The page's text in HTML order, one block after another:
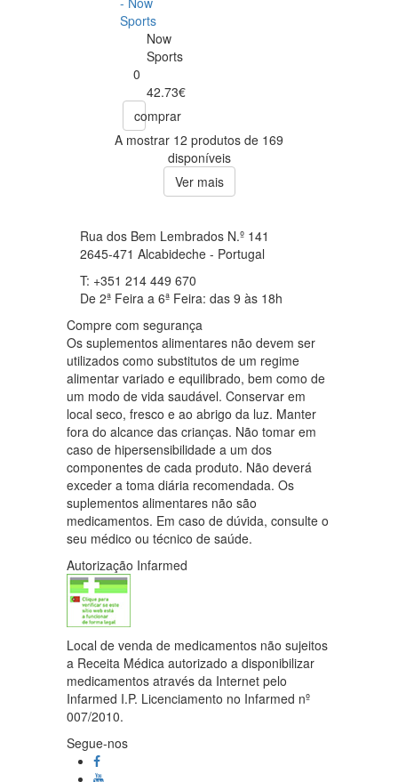
Sports
Now
Sports
0
42.73€
comprar
A mostrar 12 produtos de 169
disponíveis
Ver mais
Rua dos Bem Lembrados N.º 141
2645-471 Alcabideche - Portugal
T: +351 214 449 670
De 2ª Feira a 6ª Feira: das 9 às 18h
Compre com segurança
Os suplementos alimentares não devem ser
utilizados como substitutos de um regime
alimentar variado e equilibrado, bem como de
um modo de vida saudável. Conservar em
local seco, fresco e ao abrigo da luz. Manter
fora do alcance das crianças. Não tomar em
caso de hipersensibilidade a um dos
componentes de cada produto. Não deverá
exceder a toma diária recomendada. Os
suplementos alimentares não são
medicamentos. Em caso de dúvida, consulte o
seu médico ou técnico de saúde.
Autorização Infarmed
Local de venda de medicamentos não sujeitos
a Receita Médica autorizado a disponibilizar
medicamentos através da Internet pelo
Infarmed I.P. Licenciamento no Infarmed nº
007/2010.
Segue-nos